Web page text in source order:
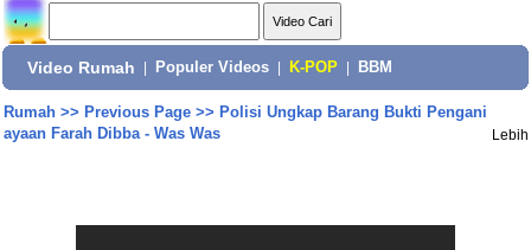
Video Rumah Populer Videos K-POP BBM
Rumah>> Previous Page>> Polisi Ungkap Barang Bukti Pengani
ayaan Farah Dibba - Was Was
Lebih